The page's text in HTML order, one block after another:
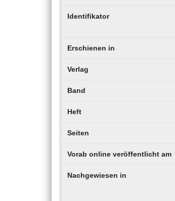
Identifikator
Erschienen in
Verlag
Band
Heft
Seiten
Vorab online veröffentlicht am
Nachgewiesen in